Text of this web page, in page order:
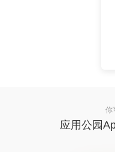
你
应用公园